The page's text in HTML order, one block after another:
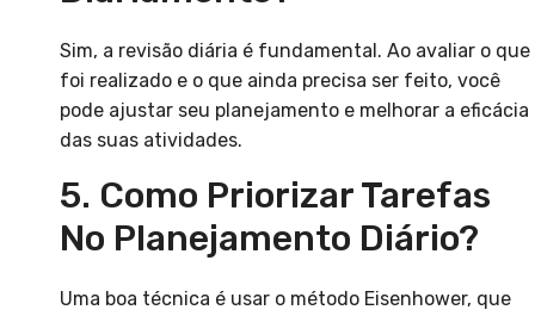
Sim, a revisão diária é fundamental. Ao avaliar o que
foi realizado e o que ainda precisa ser feito, você
pode ajustar seu planejamento e melhorar a eficácia
das suas atividades.
5. Como Priorizar Tarefas
No Planejamento Diário?
Uma boa técnica é usar o método Eisenhower, que